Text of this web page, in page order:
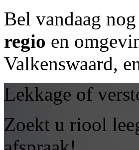
Bel vandaag
regio en
Valkenswaard,
Lekkage of
Zoekt u riool